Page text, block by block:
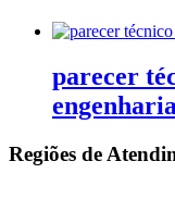
parecer
Regiões de